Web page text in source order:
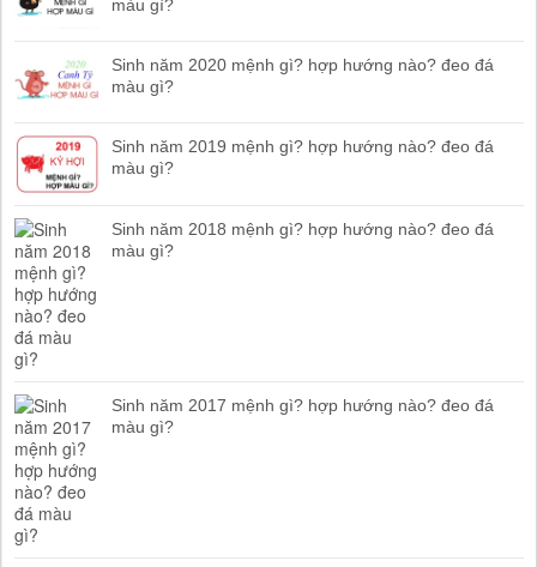
màu gì?
Sinh năm 2020 mệnh gì? hợp hướng nào? đeo đá
màu gì?
Sinh năm 2019 mệnh gì? hợp hướng nào? đeo đá
màu gì?
Sinh năm 2018 mệnh gì? hợp hướng nào? đeo đá
màu gì?
Sinh năm 2017 mệnh gì? hợp hướng nào? đeo đá
màu gì?